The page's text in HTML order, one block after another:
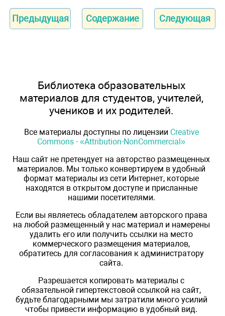
Предыдущая Содержание Следующая
Библиотека образовательных
материалов для студентов, учителей,
учеников и их родителей.
Все материалы доступны по лицензии Creative
Commons - «Attribution-NonCommercial»
Наш сайт не претендует на авторство размещенных
материалов. Мы только конвертируем в удобный
формат материалы из сети Интернет, которые
находятся в открытом доступе и присланные
нашими посетителями.
Если вы являетесь обладателем авторского права
на любой размещенный у нас материал и намерены
удалить его или получить ссылки на место
коммерческого размещения материалов,
обратитесь для согласования к администратору
сайта.
Разрешается копировать материалы с
обязательной гипертекстовой ссылкой на сайт,
будьте благодарными мы затратили много усилий
чтобы привести информацию в удобный вид.